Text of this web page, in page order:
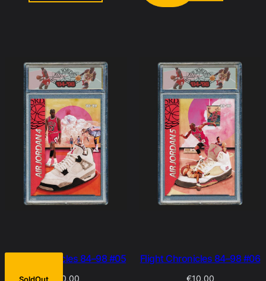
Flight Chronicles 84–98 #05
10,00
Flight Chronicles 84–98 #06
€10,00